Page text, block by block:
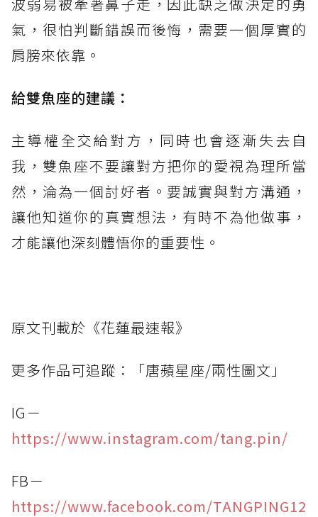
氣，很怕判斷錯誤而後悔，需要一個厚實的
肩膀來依靠。
給雙魚座的建議：
主導權全交給對方，同時也會逐漸失去自
我，雙魚座不要讓對方把你的愛視為理所當
然，淪為一個討好者。要誠實與對方溝通，
讓他知道你的真實想法，有時不為他做事，
才能讓他深刻體悟你的重要性。
原文刊載於《花蓮最速報》
更多作品可追蹤：「唐蘋星座/兩性圖文」
IG－
https://www.instagram.com/tang.pin/
FB－
https://www.facebook.com/TANGPING12